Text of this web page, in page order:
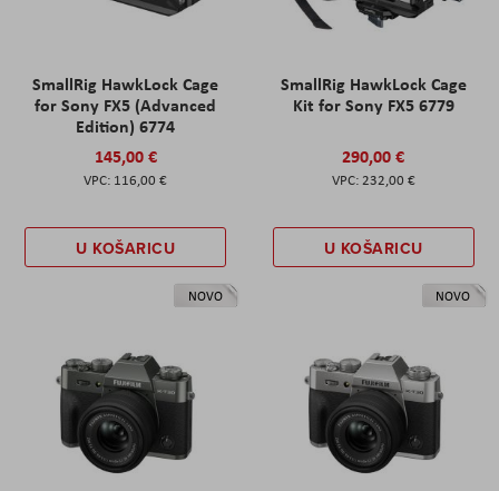
SmallRig HawkLock Cage
for Sony FX5 (Advanced
Edition) 6774
145,00 €
116,00 €
U KOŠARICU
SmallRig HawkLock Cage
Kit for Sony FX5 6779
290,00 €
232,00 €
U KOŠARICU
NOVO NOVO